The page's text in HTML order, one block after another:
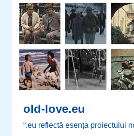
old-love.eu
“.eu reflectă esența proiectului